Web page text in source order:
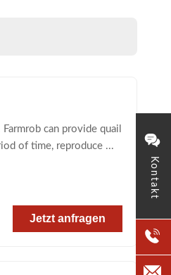
Kontakt
can provide quail
of time, reproduce ...
Jetzt anfragen